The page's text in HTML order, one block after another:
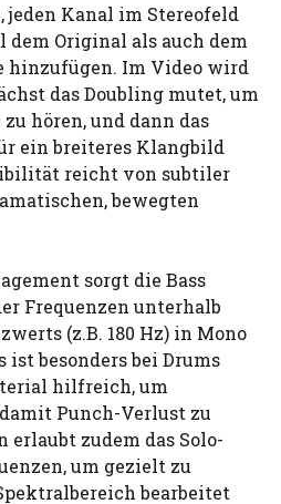
jeden Kanal im Stereofeld
Original als auch dem
hinzufügen. Im Video wird
das Doubling mutet, um
hören, und dann das
ein breiteres Klangbild
reicht von subtiler
bewegten
sorgt die Bass
Frequenzen unterhalb
(z.B. 180 Hz) in Mono
ist besonders bei Drums
hilfreich, um
Punch-Verlust zu
erlaubt zudem das Solo-
um gezielt zu
bearbeitet